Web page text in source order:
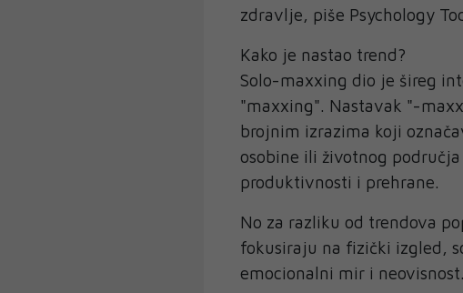
zdravlje, piše Psychology
Kako je nastao trend?
Solo-maxxing dio je šireg
"maxxing". Nastavak "-
brojnim izrazima koji
osobine ili životnog
produktivnosti i prehrane.
No za razliku od trendova
fokusiraju na fizički izgled,
emocionalni mir i neovisnost.